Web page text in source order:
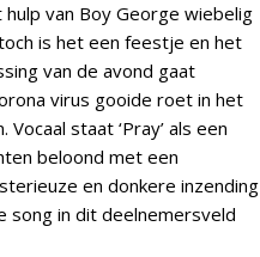
van Boy George wiebelig
is het een feestje en het
van de avond gaat
virus gooide roet in het
staat ‘Pray’ als een
beloond met een
en donkere inzending
song in dit deelnemersveld